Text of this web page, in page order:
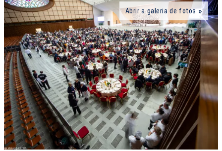
Abrir a galeria de fotos